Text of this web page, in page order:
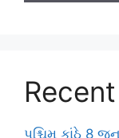
પશ્ચિમ કાંઠે 8